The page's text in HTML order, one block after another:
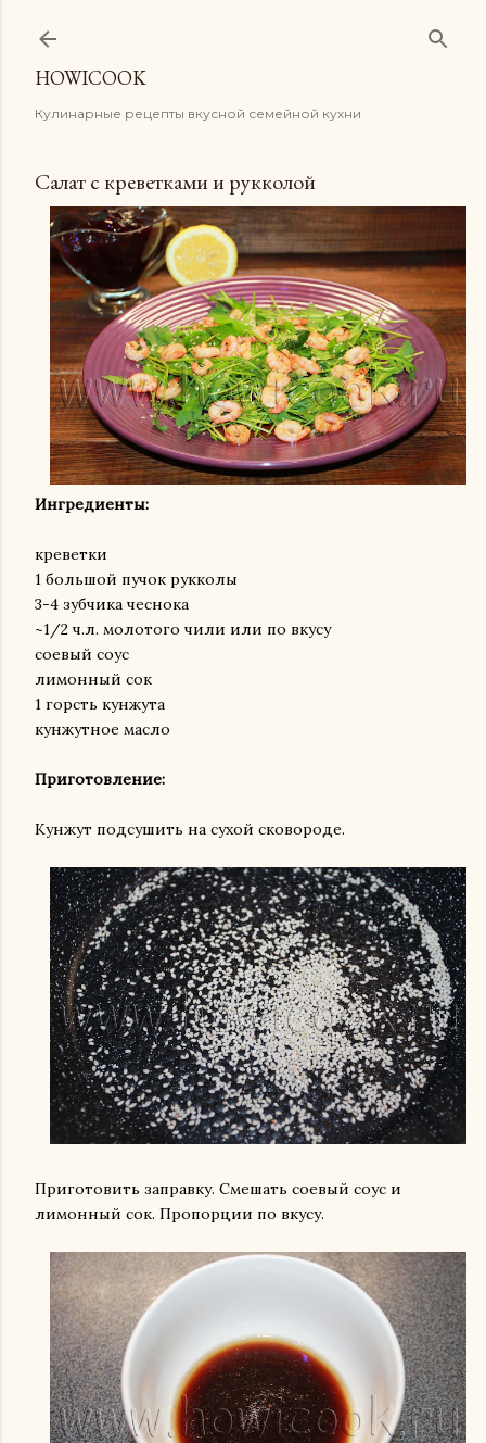
HOWICOOK
Кулинарные рецепты вкусной семейной кухни
Салат с креветками и рукколой
Ингредиенты:
креветки
1 большой пучок рукколы
3-4 зубчика чеснока
~1/2 ч.л. молотого чили или по вкусу
соевый соус
лимонный сок
1 горсть кунжута
кунжутное масло
Приготовление:
Кунжут подсушить на сухой сковороде.
Приготовить заправку. Смешать соевый соус и
лимонный сок. Пропорции по вкусу.